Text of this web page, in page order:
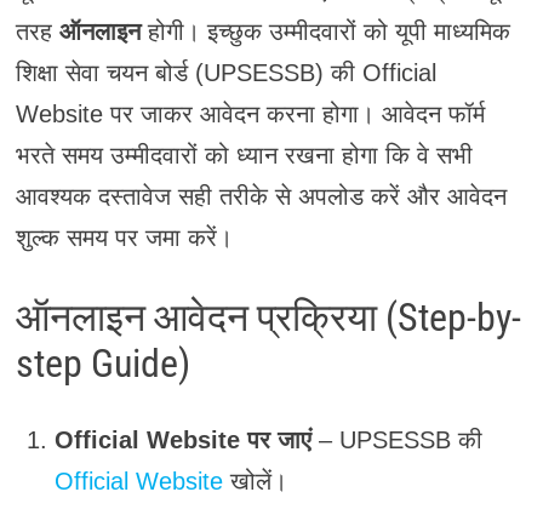
तरह ऑनलाइनहोगी। इच्छुक उम्मीदवारों को यूपी माध्यमिक
शिक्षा सेवा चयन बोर्ड (UPSESSB) की Official
Website पर जाकर आवेदन करना होगा। आवेदन फॉर्म
भरते समय उम्मीदवारों को ध्यान रखना होगा कि वे सभी
आवश्यक दस्तावेज सही तरीके से अपलोड करें और आवेदन
शुल्क समय पर जमा करें।
ऑनलाइन आवेदन प्रक्रिया (Step-by-
step Guide)
Official Website पर जाएं– UPSESSB की
Official Websiteखोलें।